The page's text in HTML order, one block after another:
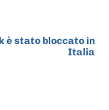
è stato bloccato in
Italia